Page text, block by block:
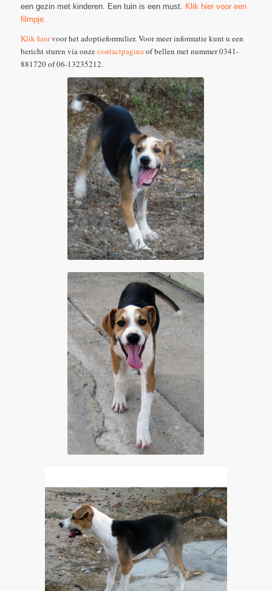
een gezin met kinderen. Een tuin is een must. Klik hier voor een
filmpje.
Klik hiervoor het adoptieformulier. Voor meer informatie kunt u een
bericht sturen via onzecontactpaginaof bellen met nummer 0341-
881720 of 06-13235212.